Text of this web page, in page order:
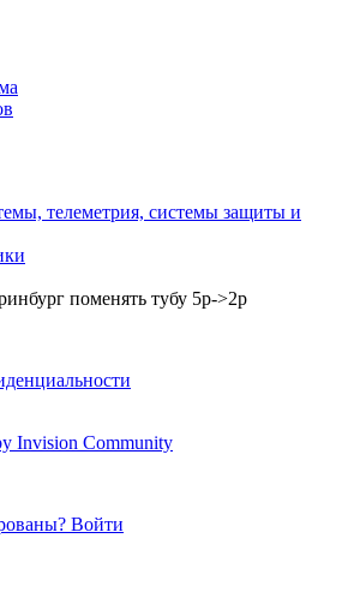
телеметрия, системы защиты и
поменять тубу 5р->2р
Invision Community
Войти